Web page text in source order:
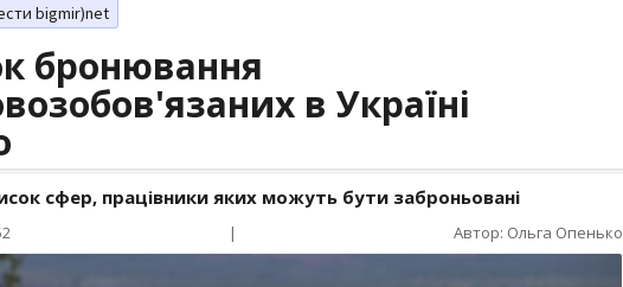
bigmir)net
бронювання
в Україні
сфер, працівники яких можуть бути заброньовані
| Автор: Ольга Опенько